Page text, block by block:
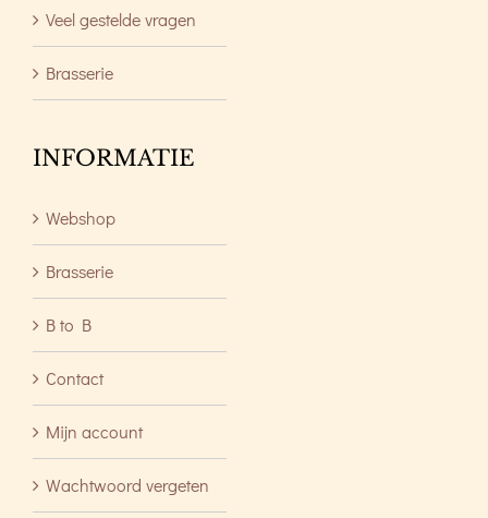
Veel gestelde vragen
Brasserie
INFORMATIE
Webshop
Brasserie
B to B
Contact
Mijn account
Wachtwoord vergeten